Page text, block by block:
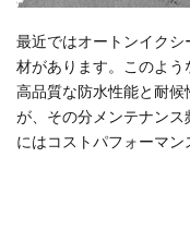
最近ではオートンイク
材があります。このよう
高品質な防水性能と耐
が、その分メンテナン
にはコストパフォーマン